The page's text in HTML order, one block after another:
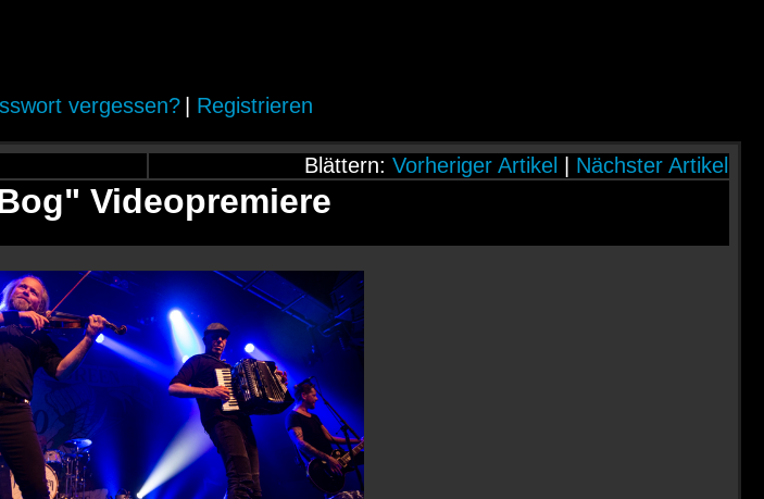
vergessen? Registrieren
Blättern: Vorheriger Artikel Nächster Artikel
Videopremiere